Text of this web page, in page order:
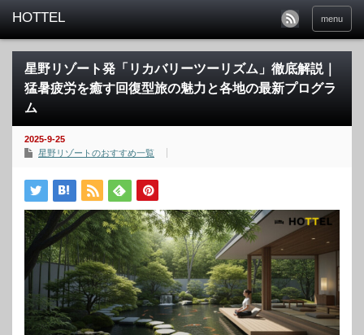
menu
星野リゾート発「リカバリーツーリズム」徹底解説｜
猛暑疲労を癒す回復型旅の魅力と各地の最新プログラ
ム
2025-9-25
星野リゾートのおすすめ一覧